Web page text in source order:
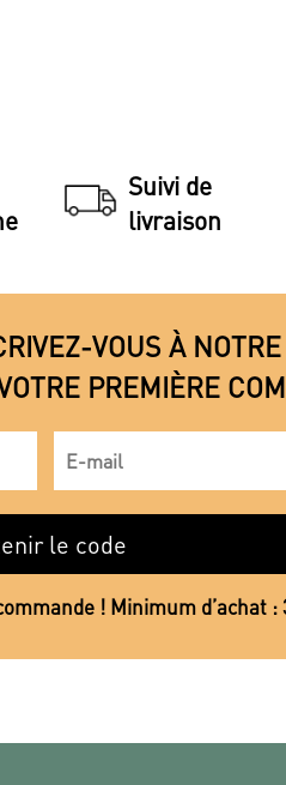
Suivi de
livraison
VOUS À
PREMIÈRE
le code
! Minimum d’achat :